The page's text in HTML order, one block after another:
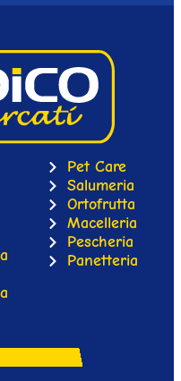
Pet Care
Salumeria
Ortofrutta
Macelleria
Pescheria
Panetteria